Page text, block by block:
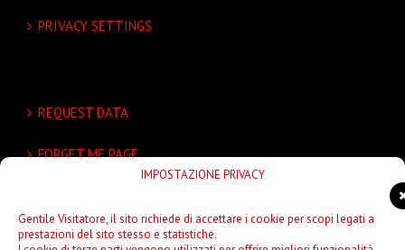
PRIVACY SETTINGS
REQUEST DATA
FORGET ME PAGE
IMPOSTAZIONE PRIVACY
Gentile Visitatore, il sito richiede di accettare i cookie per scopi legati a
prestazioni del sito stesso e statistiche.